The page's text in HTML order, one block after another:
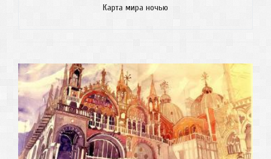
Карта мира ночью